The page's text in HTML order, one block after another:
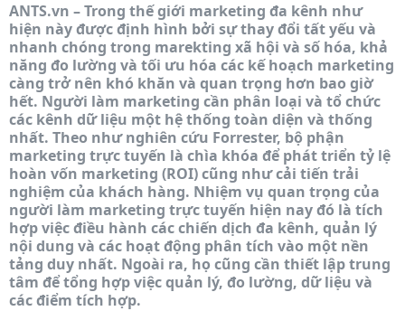
ANTS.vn – Trong thế giới marketing đa kênh như
hiện này được định hình bởi sự thay đổi tất yếu và
nhanh chóng trong marekting xã hội và số hóa, khả
năng đo lường và tối ưu hóa các kế hoạch marketing
càng trở nên khó khăn và quan trọng hơn bao giờ
hết. Người làm marketing cần phân loại và tổ chức
các kênh dữ liệu một hệ thống toàn diện và thống
nhất. Theo như nghiên cứu Forrester, bộ phận
marketing trực tuyến là chìa khóa để phát triển tỷ lệ
hoàn vốn marketing (ROI) cũng như cải tiến trải
nghiệm của khách hàng. Nhiệm vụ quan trọng của
người làm marketing trực tuyến hiện nay đó là tích
hợp việc điều hành các chiến dịch đa kênh, quản lý
nội dung và các hoạt động phân tích vào một nền
tảng duy nhất. Ngoài ra, họ cũng cần thiết lập trung
tâm để tổng hợp việc quản lý, đo lường, dữ liệu và
các điểm tích hợp.